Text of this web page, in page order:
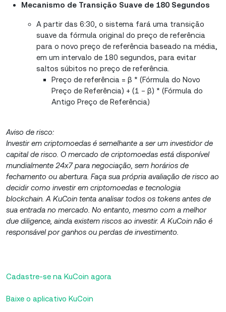
Mecanismo de Transição Suave de 180 Segundos
A partir das 6:30, o sistema fará uma transição
suave da fórmula original do preço de referência
para o novo preço de referência baseado na média,
em um intervalo de 180 segundos, para evitar
saltos súbitos no preço de referência.
Preço de referência = β * (Fórmula do Novo
Preço de Referência) + (1 − β) * (Fórmula do
Antigo Preço de Referência)
Aviso de risco:
Investir em criptomoedas é semelhante a ser um investidor de
capital de risco. O mercado de criptomoedas está disponível
mundialmente 24x7 para negociação, sem horários de
fechamento ou abertura. Faça sua própria avaliação de risco ao
decidir como investir em criptomoedas e tecnologia
blockchain. A KuCoin tenta analisar todos os tokens antes de
sua entrada no mercado. No entanto, mesmo com a melhor
due diligence, ainda existem riscos ao investir. A KuCoin não é
responsável por ganhos ou perdas de investimento.
Cadastre-se na KuCoin agora
Baixe o aplicativo KuCoin